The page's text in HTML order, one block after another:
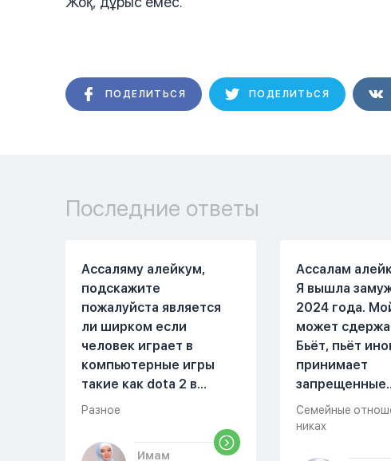
ПОДЕЛИТЬСЯ ПОДЕЛИТЬСЯ
Последние ответы
Ассаляму алейкум,
подскажите
пожалуйста является
ли ширком если
человек играет в
компьютерные игры
такие как dota 2 в
которых присутствует
идолопоклонство,
Разное
Имам
Ассалам
Я вышла
2024 года.
может
Бьёт, пьёт
принимает
запрещенные
вещества. Он
избивать меня
Семейные
никах